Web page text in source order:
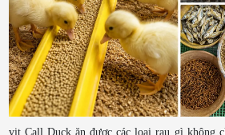
vịt Call Duck ăn được các loại rau gì không